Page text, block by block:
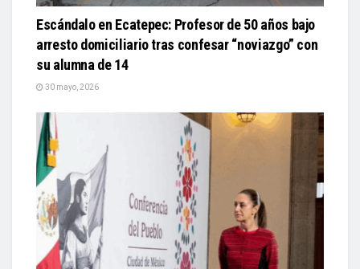
Escándalo en Ecatepec: Profesor de 50 años bajo
arresto domiciliario tras confesar “noviazgo” con
su alumna de 14
30 mayo, 2026